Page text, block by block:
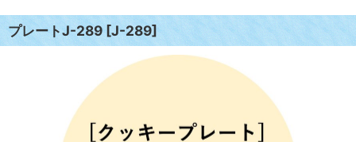
プレートJ-289 [J-289]